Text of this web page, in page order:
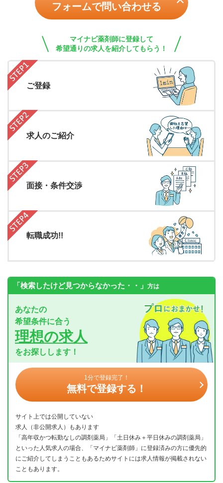
フォームで問い合わせる
マイナビ薬剤師に登録して
希望通りの求人を紹介してもらう！
ご登録
求人のご紹介
面接・条件交渉
転職成功!!
「検索したけど見つからなかった・・」 方は
あなたの
希望条件に合う
理想の求人
をお探しします！
1分で登録完了！
無料で登録する！
サイト上では公開していない
求人（非公開求人）もあります
「高年収かつ転勤なしの調剤薬局」「土日休み＋平日休みの調剤薬局」
といった人気求人の場合、「マイナビ薬剤師」に登録済みの方に優先的
にご紹介してしまうこともあるためサイトには求人情報が掲載されない
こともあります。